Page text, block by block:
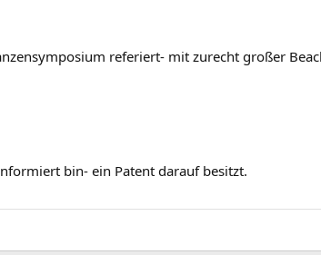
referiert- mit zurecht großer
bin- ein Patent darauf besitzt.